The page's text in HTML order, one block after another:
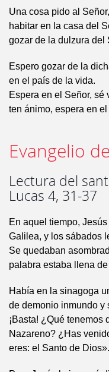
Una cosa pido al
habitar en la casa del
gozar de la dulzura del
Espero gozar de la
en el país de la vida.
Espera en el Señor, sé
ten ánimo, espera en el
Evangelio
Lectura del
Lucas 4, 31-37
En aquel tiempo,
Galilea, y los sábados
Se quedaban
palabra estaba llena
Había en la sinagoga
de demonio inmundo y
¡Basta! ¿Qué tenemos
Nazareno? ¿Has
eres: el Santo de Dios».